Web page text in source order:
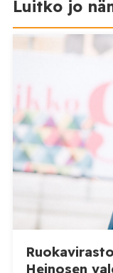
Luitko jo
Heinosen